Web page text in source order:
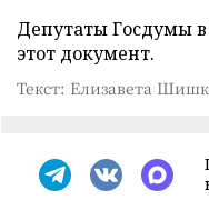
Депутаты Госдумы
этот документ.
Текст: Елизавета